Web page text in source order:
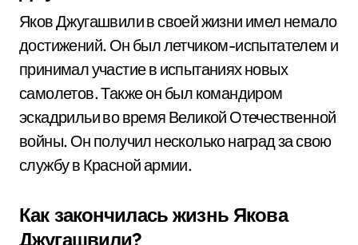
Яков Джугашвили в своей жизни имел немало
достижений. Он был летчиком-испытателем и
принимал участие в испытаниях новых
самолетов. Также он был командиром
эскадрильи во время Великой Отечественной
войны. Он получил несколько наград за свою
службу в Красной армии.
Как закончилась жизнь Якова
Джугашвили?